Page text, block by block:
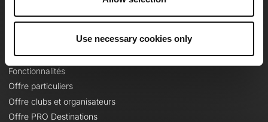
Use necessary cookies only
Le Mag'
Fonds de cartes topographiques
Fonctionnalités
Offre particuliers
Offre clubs et organisateurs
Offre PRO Destinations